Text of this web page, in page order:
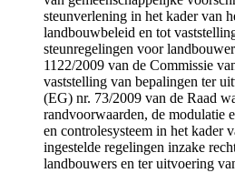
steunverlening in het kader van
landbouwbeleid en tot
steunregelingen voor
1122/2009 van de Commissie
vaststelling van bepalingen ter
(EG) nr. 73/2009 van de Raad
randvoorwaarden, de modulatie
en controlesysteem in het kader
ingestelde regelingen inzake
landbouwers en ter uitvoering